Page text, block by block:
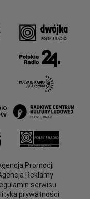
Promocji
Reklamy
serwisu
prywatności